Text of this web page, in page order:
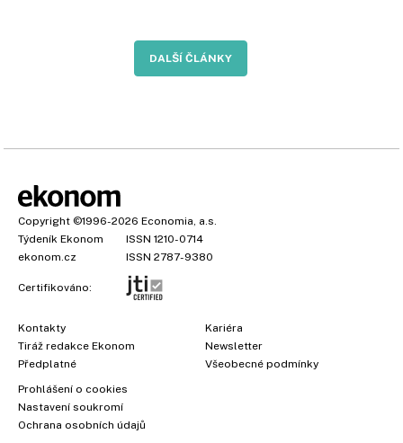
DALŠÍ ČLÁNKY
Copyright ©1996-2026 Economia, a.s.
Týdeník Ekonom
ISSN 1210-0714
ekonom.cz
ISSN 2787-9380
Certifikováno:
Kontakty
Tiráž redakce Ekonom
Předplatné
Kariéra
Newsletter
Všeobecné podmínky
Prohlášení o cookies
Nastavení soukromí
Ochrana osobních údajů